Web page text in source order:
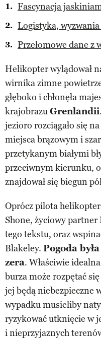
Fascynacja
Logistyka,
Przełomowe dane z
Helikopter wylądował
wirnika zimne
głęboko i chłonęła
krajobrazuGrenlandii
jezioro rozciągało się
miejsca brązowym i
przetykanym białymi
przeciwnym kierunku,
znajdował się biegun
Oprócz pilota
Shone, życiowy partner
tego tekstu, oraz
Blakeley. Pogoda
zera. Właściwie
burza może rozpętać
jej będą niebezpieczne
wypadku musieliby
ryzykować utknięcie w
i nieprzyjaznych